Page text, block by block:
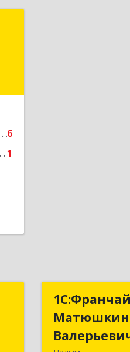
6
1
Матюшкин